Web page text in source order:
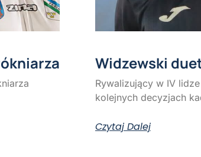
Widzewski
Rywalizujący w IV
kolejnych decyzjach
Czytaj Dalej